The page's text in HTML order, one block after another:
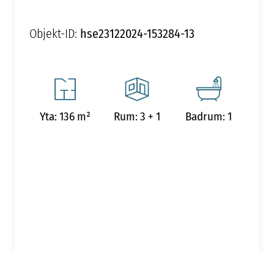
Objekt-ID: hse23122024-153284-13
Yta: 136 m² Rum: 3 + 1 Badrum: 1